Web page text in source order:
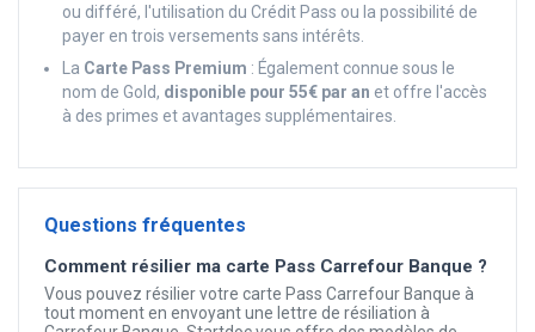
ou différé, l'utilisation du Crédit Pass ou la possibilité de
payer en trois versements sans intérêts.
La Carte Pass Premium : Également connue sous le
nom de Gold, disponible pour 55€ par an et offre l'accès
à des primes et avantages supplémentaires.
Questions fréquentes
Comment résilier ma carte Pass Carrefour Banque ?
Vous pouvez résilier votre carte Pass Carrefour Banque à
tout moment en envoyant une lettre de résiliation à